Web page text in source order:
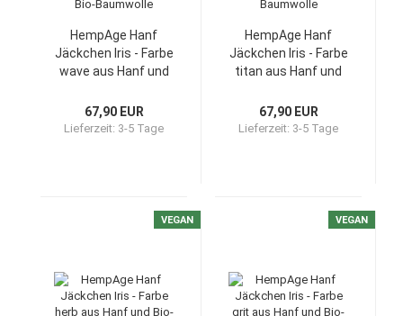
HempAge Hanf
Jäckchen Iris - Farbe
wave aus Hanf und
67,90 EUR
Lieferzeit: 3-5 Tage
HempAge Hanf
Jäckchen Iris - Farbe
titan aus Hanf und
67,90 EUR
Lieferzeit: 3-5 Tage
VEGAN VEGAN